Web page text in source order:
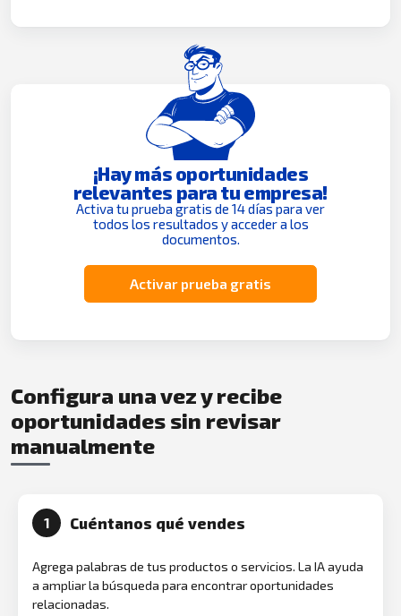
¡Hay más oportunidades
relevantes para tu empresa!
Activa tu prueba gratis de 14 días para ver
todos los resultados y acceder a los
documentos.
Activar prueba gratis
Configura una vez y recibe
oportunidades sin revisar
manualmente
1 Cuéntanos qué vendes
Agrega palabras de tus productos o servicios. La IA ayuda
a ampliar la búsqueda para encontrar oportunidades
relacionadas.